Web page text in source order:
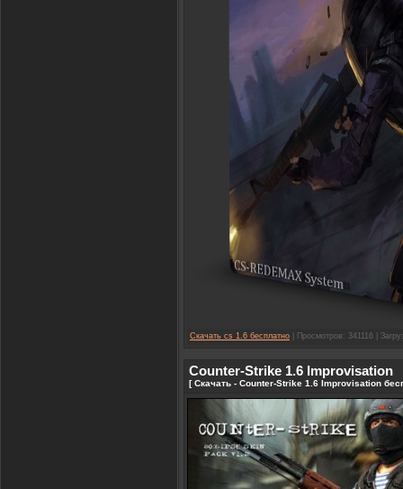
Скачать cs 1.6 бесплатно | Просмотров: 341116 |
Counter-Strike 1.6 Improvisation
[ Скачать - Counter-Strike 1.6 Improvisation